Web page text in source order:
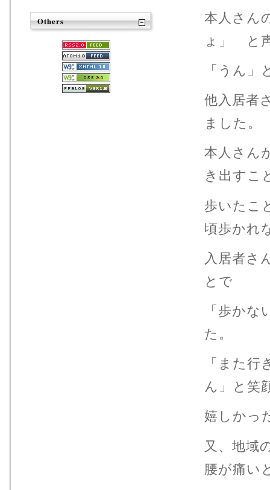
本人さん
ょ」 と
「うん
他入居者
ました。
本人さん
き出すこ
歩いたこ
頃歩かれ
入居者さ
とで
「歩か
た。
「また
ん」と笑
嬉しかっ
又、地域
腰が痛い
Others